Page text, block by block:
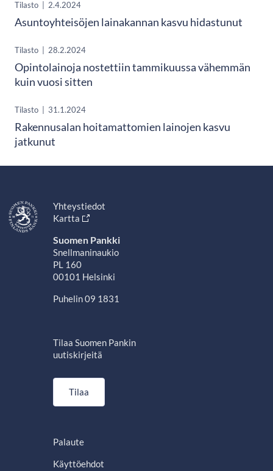
Tilasto 2.4.2024
Asuntoyhteisöjen lainakannan kasvu hidastunut
Tilasto 28.2.2024
Opintolainoja nostettiin tammikuussa vähemmän
kuin vuosi sitten
Tilasto 31.1.2024
Rakennusalan hoitamattomien lainojen kasvu
jatkunut
Yhteystiedot
Kartta
Suomen Pankki
Snellmaninaukio
PL 160
00101 Helsinki
Puhelin 09 1831
Tilaa Suomen Pankin
uutiskirjeitä
Tilaa
Palaute
Käyttöehdot